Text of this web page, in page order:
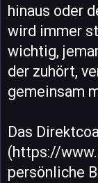
hinaus oder
wird immer
wichtig,
der zuhört,
gemeinsam
Das
(https://
persönliche